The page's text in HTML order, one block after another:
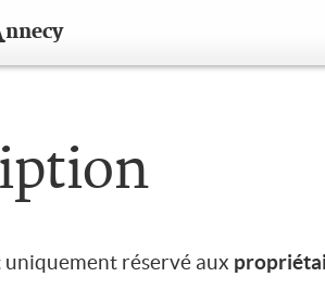
nnecy
uniquement réservé aux